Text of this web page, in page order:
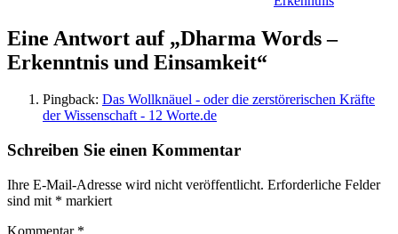
Eine Antwort auf „Dharma Words –
Erkenntnis und Einsamkeit“
Pingback: Das Wollknäuel - oder die zerstörerischen Kräfte
der Wissenschaft - 12 Worte.de
Schreiben Sie einen Kommentar
Ihre E-Mail-Adresse wird nicht veröffentlicht. Erforderliche Felder
sind mit * markiert
Kommentar *